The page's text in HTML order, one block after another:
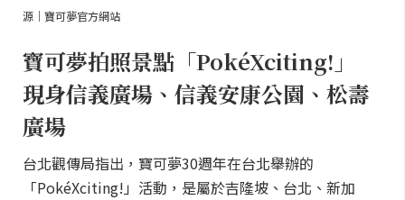
源｜寶可夢官方網站
寶可夢拍照景點「PokéXciting!」
現身信義廣場、信義安康公園、松壽
廣場
台北觀傳局指出，寶可夢30週年在台北舉辦的
「PokéXciting!」活動，是屬於吉隆坡、台北、新加